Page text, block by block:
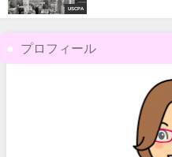
USCPA
プロフィール